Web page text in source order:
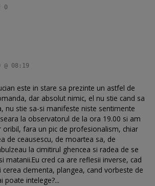
0
@ 08:19
este in stare sa prezinte un astfel de
dar absolut nimic, el nu stie cand sa
nu stie sa-si manifeste niste sentimente
la observatorul de la ora 19.00 si am
oribil, fara un pic de profesionalism, chiar
de ceausescu, de moartea sa, de
la cimitirul ghencea si radea de se
matanii.Eu cred ca are reflesii inverse, cad
clementa, plangea, cand vorbeste de
poate intelege?...